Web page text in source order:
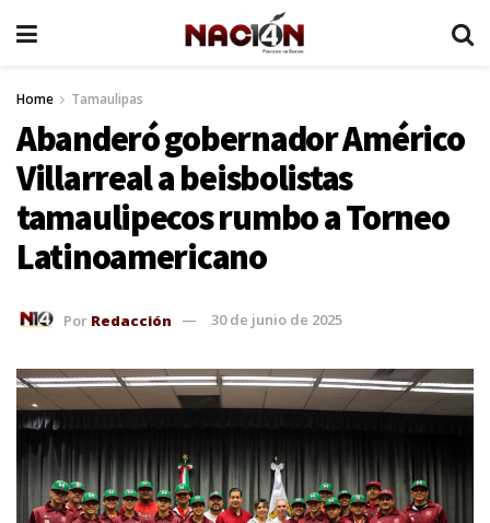
Home Tamaulipas
Abanderó gobernador Américo
Villarreal a beisbolistas
tamaulipecos rumbo a Torneo
Latinoamericano
Por Redacción 30 de junio de 2025